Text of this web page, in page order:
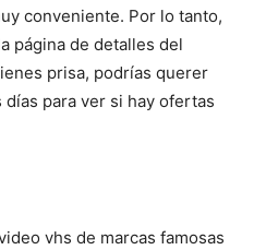
conveniente. Por lo tanto,
página de detalles del
prisa, podrías querer
para ver si hay ofertas
vhs de marcas famosas